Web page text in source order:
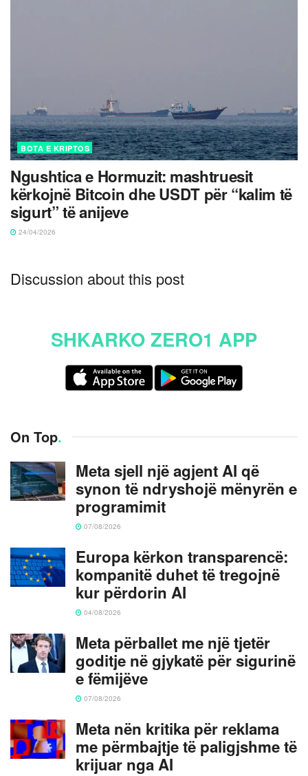
BOTA E KRIPTOS
Ngushtica e Hormuzit: mashtruesit
kërkojnë Bitcoin dhe USDT për “kalim të
sigurt” të anijeve
24/04/2026
Discussion about this post
SHKARKO ZERO1 APP
On Top.
Meta sjell një agjent AI që
synon të ndryshojë mënyrën e
programimit
07/08/2026
Europa kërkon transparencë:
kompanitë duhet të tregojnë
kur përdorin AI
04/08/2026
Meta përballet me një tjetër
goditje në gjykatë për sigurinë
e fëmijëve
07/08/2026
Meta nën kritika për reklama
me përmbajtje të paligjshme të
krijuar nga AI